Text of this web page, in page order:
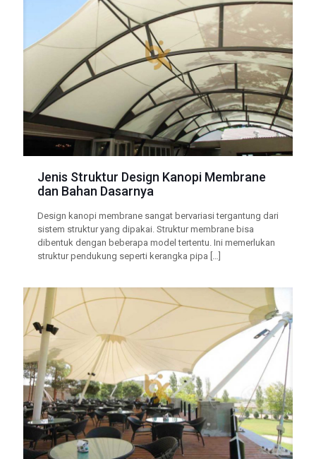
Jenis Struktur Design Kanopi Membrane
dan Bahan Dasarnya
Design kanopi membrane sangat bervariasi tergantung dari
sistem struktur yang dipakai. Struktur membrane bisa
dibentuk dengan beberapa model tertentu. Ini memerlukan
struktur pendukung seperti kerangka pipa […]